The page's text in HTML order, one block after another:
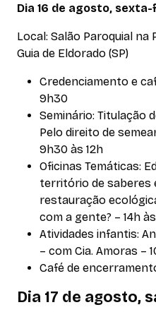
Dia 16 de agosto,
Local: Salão Paroquial
Guia de Eldorado (SP)
Credenciamento e
9h30
Seminário: Titulação
Pelo direito de
9h30 às 12h
Oficinas Temáticas:
território de saberes
restauração
com a gente? – 14h
Atividades infantis:
– com Cia. Amoras –
Café de
Dia 17 de agosto,